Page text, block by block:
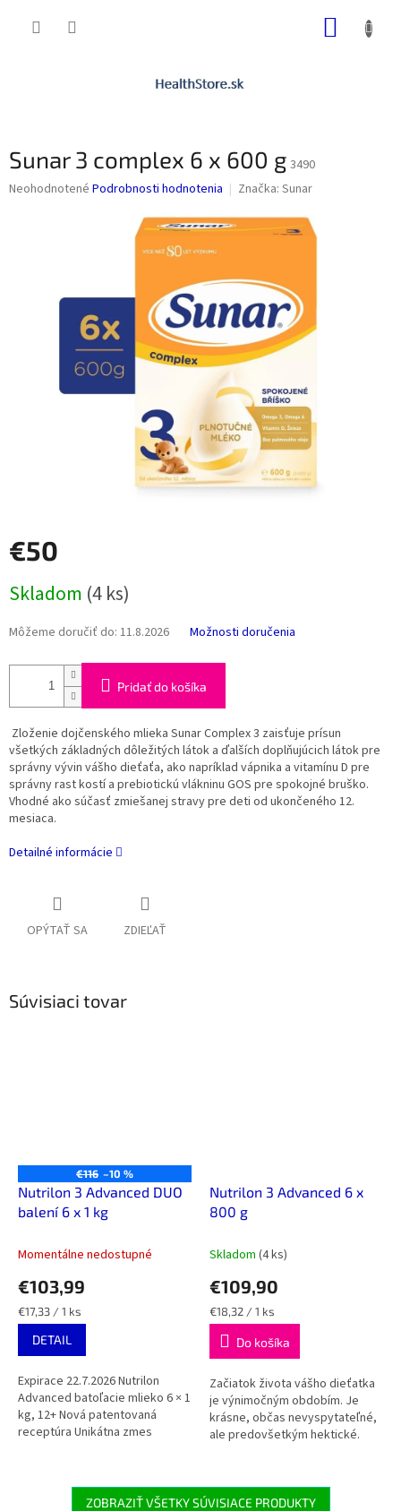
Sunar 3 complex 6 x 600 g 3490
Priemerné
hviezdičiek.
Neohodnotené Podrobnosti hodnotenia Značka: Sunar
€50
cena:
Skladom (4 ks)
Môžeme doručiť do: 11.8.2026 Možnosti doručenia
Pridať do košíka
Zloženie dojčenského mlieka Sunar Complex 3 zaisťuje prísun
všetkých základných dôležitých látok a ďalších doplňujúcich látok pre
správny vývin vášho dieťaťa, ako napríklad vápnika a vitamínu D pre
správny rast kostí a prebiotickú vlákninu GOS pre spokojné bruško.
Vhodné ako súčasť zmiešanej stravy pre deti od ukončeného 12.
mesiaca.
Detailné informácie
OPÝTAŤ SA ZDIEĽAŤ
Súvisiaci tovar
€116 –10 %
Nutrilon 3 Advanced DUO
balení 6 x 1 kg
Momentálne nedostupné
€103,99
Jednotková
cena:
€17,33 / 1 ks
DETAIL
Expirace 22.7.2026 Nutrilon
Advanced batoľacie mlieko 6 × 1
kg, 12+ Nová patentovaná
receptúra Unikátna zmes
Nutrilon 3 Advanced 6 x
800 g
Skladom (4 ks)
€109,90
Jednotková
cena:
€18,32 / 1 ks
Do košíka
Začiatok života vášho dieťatka
je výnimočným obdobím. Je
krásne, občas nevyspytateľné,
ale predovšetkým hektické.
vyvíja....
ZOBRAZIŤ VŠETKY SÚVISIACE PRODUKTY